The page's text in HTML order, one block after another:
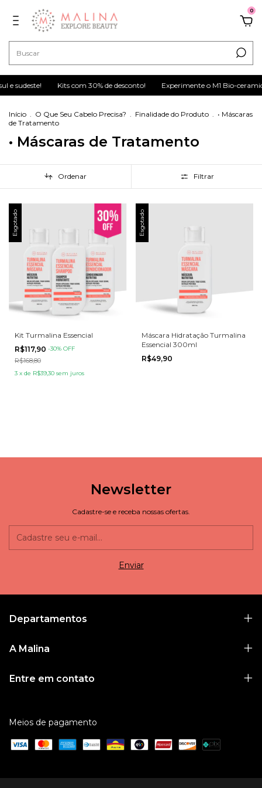
0
e sudeste! Kits com 30% de desconto! Experimente o M1 Bio-
Início . O Que Seu Cabelo Precisa? . Finalidade do Produto . • Máscaras
de Tratamento
• Máscaras de Tratamento
Ordenar Filtrar
Esgotado
Kit Turmalina Essencial
R$117,90 -30% OFF
R$168,80
3 x de R$39,30 sem juros
Esgotado
Máscara Hidratação Turmalina
Essencial 300ml
R$49,90
Newsletter
Cadastre-se e receba nossas ofertas.
Departamentos
A Malina
Entre em contato
Meios de pagamento